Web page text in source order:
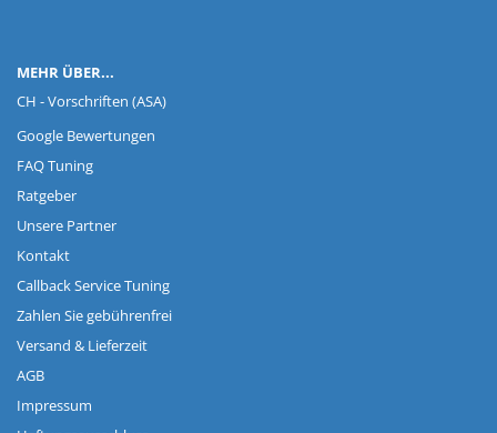
MEHR ÜBER...
CH - Vorschriften (ASA)
Google Bewertungen
FAQ Tuning
Ratgeber
Unsere Partner
Kontakt
Callback Service Tuning
Zahlen Sie gebührenfrei
Versand & Lieferzeit
AGB
Impressum